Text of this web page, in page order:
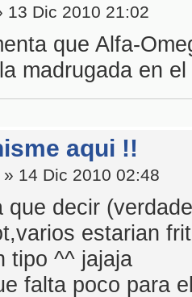
13 Dic 2010 21:02
que Alfa-
madrugada en
aqui !!
» 14 Dic 2010 02:48
que decir
estarian
tipo ^^ jajaja
falta poco para